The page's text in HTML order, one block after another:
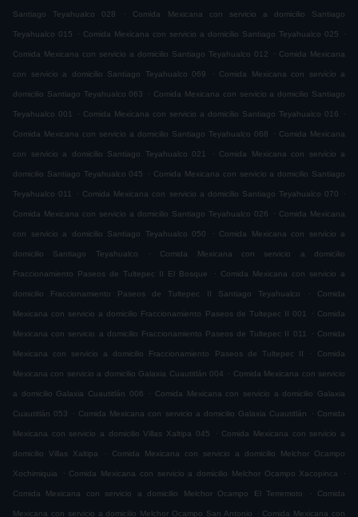
Santiago Teyahualco 028 . Comida Mexicana con servicio a domicilio Santiago
Teyahualco 015 . Comida Mexicana con servicio a domicilio Santiago Teyahualco 025 .
Comida Mexicana con servicio a domicilio Santiago Teyahualco 012 . Comida Mexicana
con servicio a domicilio Santiago Teyahualco 069 . Comida Mexicana con servicio a
domicilio Santiago Teyahualco 063 . Comida Mexicana con servicio a domicilio Santiago
Teyahualco 001 . Comida Mexicana con servicio a domicilio Santiago Teyahualco 016 .
Comida Mexicana con servicio a domicilio Santiago Teyahualco 068 . Comida Mexicana
con servicio a domicilio Santiago Teyahualco 021 . Comida Mexicana con servicio a
domicilio Santiago Teyahualco 045 . Comida Mexicana con servicio a domicilio Santiago
Teyahualco 011 . Comida Mexicana con servicio a domicilio Santiago Teyahualco 070 .
Comida Mexicana con servicio a domicilio Santiago Teyahualco 026 . Comida Mexicana
con servicio a domicilio Santiago Teyahualco 050 . Comida Mexicana con servicio a
domicilio Santiago Teyahualco . Comida Mexicana con servicio a domicilio
Fraccionamiento Paseos de Tultepec II El Bosque . Comida Mexicana con servicio a
domicilio Fraccionamiento Paseos de Tultepec II Santiago Teyahualco . Comida
Mexicana con servicio a domicilio Fraccionamiento Paseos de Tultepec II 001 . Comida
Mexicana con servicio a domicilio Fraccionamiento Paseos de Tultepec II 011 . Comida
Mexicana con servicio a domicilio Fraccionamiento Paseos de Tultepec II . Comida
Mexicana con servicio a domicilio Galaxia Cuautitlán 004 . Comida Mexicana con servicio
a domicilio Galaxia Cuautitlán 006 . Comida Mexicana con servicio a domicilio Galaxia
Cuautitlán 053 . Comida Mexicana con servicio a domicilio Galaxia Cuautitlán . Comida
Mexicana con servicio a domicilio Villas Xaltipa 045 . Comida Mexicana con servicio a
domicilio Villas Xaltipa . Comida Mexicana con servicio a domicilio Melchor Ocampo
Xochimiquia . Comida Mexicana con servicio a domicilio Melchor Ocampo Xacopinca .
Comida Mexicana con servicio a domicilio Melchor Ocampo El Terremoto . Comida
Mexicana con servicio a domicilio Melchor Ocampo San Antonio . Comida Mexicana con